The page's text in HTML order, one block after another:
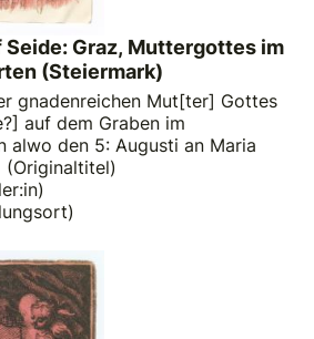
Graz, Muttergottes im
(Steiermark)
gnadenreichen Mut[ter] Gottes
auf dem Graben im
alwo den 5: Augusti an Maria
(Originaltitel)